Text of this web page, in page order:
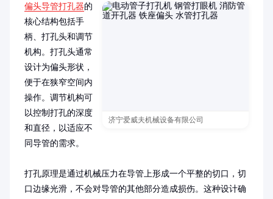
济宁爱威夫机械设备有限公司
偏头导管打孔器的
核心结构包括手
柄、打孔头和调节
机构。打孔头通常
设计为偏头形状，
便于在狭窄空间内
操作。调节机构可
以控制打孔的深度
和直径，以适应不
同导管的需求。
打孔原理是通过机械压力在导管上形成一个平整的切口，切
口边缘光滑，不会对导管的其他部分造成损伤。这种设计确